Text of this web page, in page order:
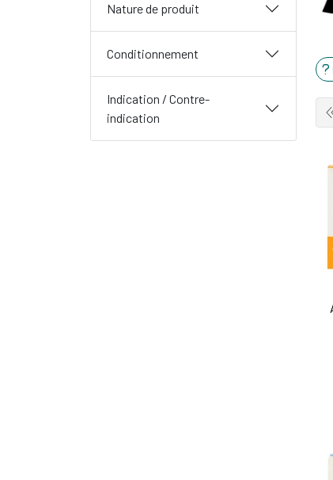
Nature de produit
Conditionnement
Indication / Contre-
indication